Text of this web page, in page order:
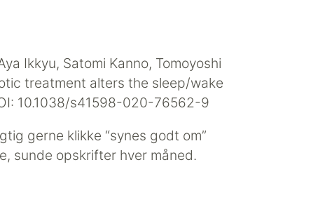
Ikkyu, Satomi Kanno, Tomoyoshi
treatment alters the sleep/wake
10.1038/s41598-020-76562-9
gerne klikke “synes godt om”
sunde opskrifter hver måned.